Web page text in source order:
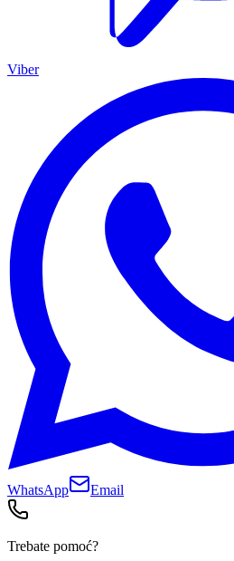
Viber
WhatsApp Email
Trebate pomoć?